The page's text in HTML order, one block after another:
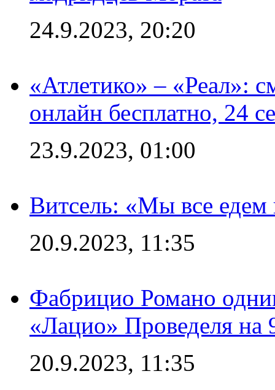
24.9.2023, 20:20
«Атлетико» – «Реал»:
онлайн бесплатно, 24
23.9.2023, 01:00
Витсель: «Мы все едем
20.9.2023, 11:35
Фабрицио Романо
«Лацио» Проведеля на
20.9.2023, 11:35